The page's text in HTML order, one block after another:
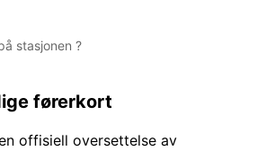
stasjonen ?
førerkort
offisiell oversettelse av